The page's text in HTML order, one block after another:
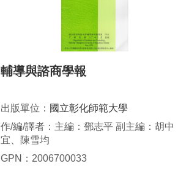
輔導與諮商學報
出版單位： 國立彰化師範大學
作/編/譯者：主編：鄧志平 副主編：胡中
宜、陳雪均
GPN：2006700033